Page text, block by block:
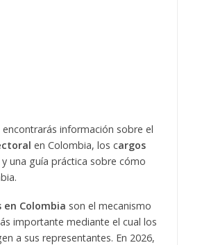
encontrarás información sobre el
en Colombia, los cargos
y una guía práctica sobre cómo
en Colombia son el mecanismo
importante mediante el cual los
a sus representantes. En 2026,